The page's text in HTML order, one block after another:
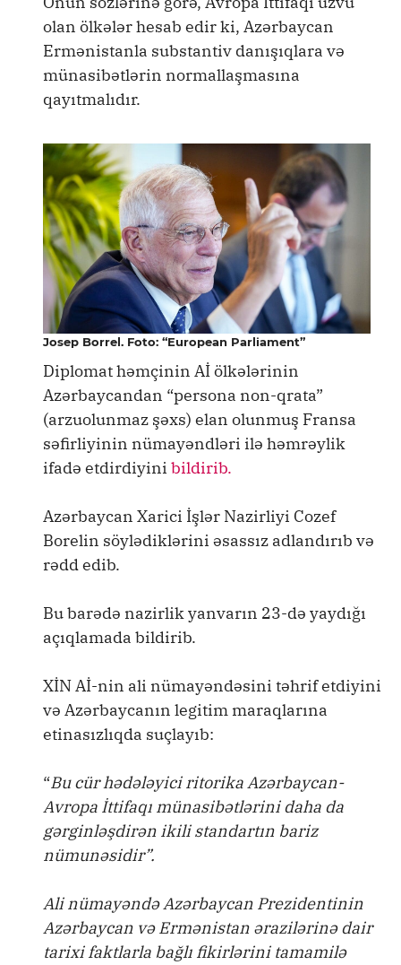
olan ölkələr hesab edir ki, Azərbaycan
Ermənistanla substantiv danışıqlara və
münasibətlərin normallaşmasına
qayıtmalıdır.
Josep Borrel. Foto: “European Parliament”
Diplomat həmçinin Aİ ölkələrinin
Azərbaycandan “persona non-qrata”
(arzuolunmaz şəxs) elan olunmuş Fransa
səfirliyinin nümayəndləri ilə həmrəylik
ifadə etdirdiyini bildirib.
Azərbaycan Xarici İşlər Nazirliyi Cozef
Borelin söylədiklərini əsassız adlandırıb və
rədd edib.
Bu barədə nazirlik yanvarın 23-də yaydığı
açıqlamada bildirib.
XİN Aİ-nin ali nümayəndəsini təhrif etdiyini
və Azərbaycanın legitim maraqlarına
etinasızlıqda suçlayıb:
“Bu cür hədələyici ritorika Azərbaycan-
Avropa İttifaqı münasibətlərini daha da
gərginləşdirən ikili standartın bariz
nümunəsidir”.
Ali nümayəndə Azərbaycan Prezidentinin
Azərbaycan və Ermənistan ərazilərinə dair
tarixi faktlarla bağlı fikirlərini tamamilə